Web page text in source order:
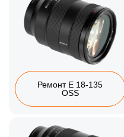
Ремонт E 18‑135
OSS